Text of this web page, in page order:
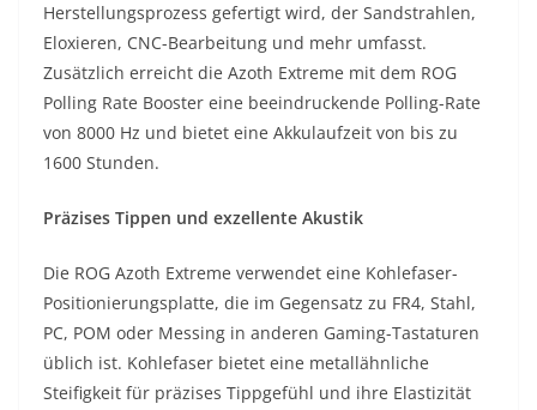
Herstellungsprozess gefertigt wird, der Sandstrahlen,
Eloxieren, CNC-Bearbeitung und mehr umfasst.
Zusätzlich erreicht die Azoth Extreme mit dem ROG
Polling Rate Booster eine beeindruckende Polling-Rate
von 8000 Hz und bietet eine Akkulaufzeit von bis zu
1600 Stunden.
Präzises Tippen und exzellente Akustik
Die ROG Azoth Extreme verwendet eine Kohlefaser-
Positionierungsplatte, die im Gegensatz zu FR4, Stahl,
PC, POM oder Messing in anderen Gaming-Tastaturen
üblich ist. Kohlefaser bietet eine metallähnliche
Steifigkeit für präzises Tippgefühl und ihre Elastizität